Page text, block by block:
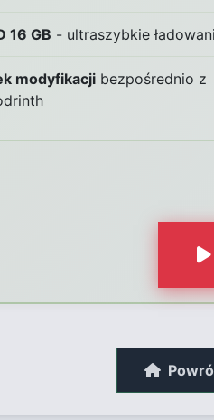
16 GB - ultraszybkie
modyfikacji bezpośrednio z